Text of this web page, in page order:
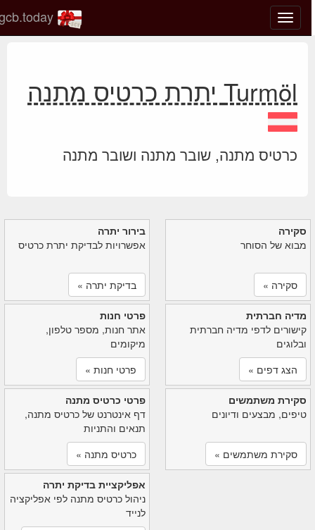
החלף
מצב
gcb.today
Turmöl יתרת כרטיס מתנה
כרטיס מתנה, שובר מתנה ושובר מתנה
בירור יתרה
אפשרויות לבדיקת יתרת כרטיס
בדיקת יתרה »
סקירה
מבוא של הסוחר
סקירה »
פרטי חנות
אתר חנות, מספר טלפון,
מיקומים
פרטי חנות »
מדיה חברתית
קישורים לדפי מדיה חברתית
ובלוגים
הצג דפים »
פרטי כרטיס מתנה
דף אינטרנט של כרטיס מתנה,
תנאים והתניות
כרטיס מתנה »
סקירת משתמשים
טיפים, מבצעים ודיונים
סקירת משתמשים »
אפליקציית בדיקת יתרה
ניהול כרטיס מתנה לפי אפליקציה
לנייד